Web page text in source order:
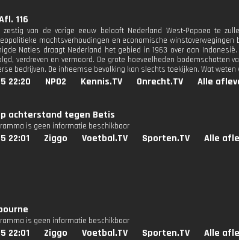
116
zestig van de vorige eeuw belooft Nederland West-Papoea te
machtsverhoudingen en economische
Naties draagt Nederland het gebied in 1963 over aan
verdreven en vermoord. De grote hoeveelheden bodemschatten
bedrijven. De inheemse bevolking kan slechts toekijken. Wat weten
22:20 NPO2 Kennis.TV Onrecht.TV Alle
achterstand tegen Betis
is geen informatie beschikbaar
22:01 Ziggo Voetbal.TV Sporten.TV Alle
is geen informatie beschikbaar
22:01 Ziggo Voetbal.TV Sporten.TV Alle